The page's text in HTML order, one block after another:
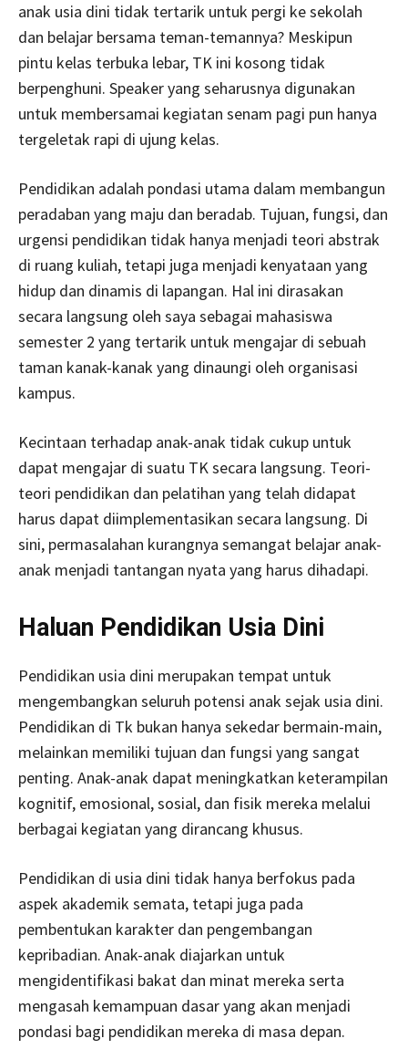
anak usia dini tidak tertarik untuk pergi ke sekolah
dan belajar bersama teman-temannya? Meskipun
pintu kelas terbuka lebar, TK ini kosong tidak
berpenghuni. Speaker yang seharusnya digunakan
untuk membersamai kegiatan senam pagi pun hanya
tergeletak rapi di ujung kelas.
Pendidikan adalah pondasi utama dalam membangun
peradaban yang maju dan beradab. Tujuan, fungsi, dan
urgensi pendidikan tidak hanya menjadi teori abstrak
di ruang kuliah, tetapi juga menjadi kenyataan yang
hidup dan dinamis di lapangan. Hal ini dirasakan
secara langsung oleh saya sebagai mahasiswa
semester 2 yang tertarik untuk mengajar di sebuah
taman kanak-kanak yang dinaungi oleh organisasi
kampus.
Kecintaan terhadap anak-anak tidak cukup untuk
dapat mengajar di suatu TK secara langsung. Teori-
teori pendidikan dan pelatihan yang telah didapat
harus dapat diimplementasikan secara langsung. Di
sini, permasalahan kurangnya semangat belajar anak-
anak menjadi tantangan nyata yang harus dihadapi.
Haluan Pendidikan Usia Dini
Pendidikan usia dini merupakan tempat untuk
mengembangkan seluruh potensi anak sejak usia dini.
Pendidikan di Tk bukan hanya sekedar bermain-main,
melainkan memiliki tujuan dan fungsi yang sangat
penting. Anak-anak dapat meningkatkan keterampilan
kognitif, emosional, sosial, dan fisik mereka melalui
berbagai kegiatan yang dirancang khusus.
Pendidikan di usia dini tidak hanya berfokus pada
aspek akademik semata, tetapi juga pada
pembentukan karakter dan pengembangan
kepribadian. Anak-anak diajarkan untuk
mengidentifikasi bakat dan minat mereka serta
mengasah kemampuan dasar yang akan menjadi
pondasi bagi pendidikan mereka di masa depan.